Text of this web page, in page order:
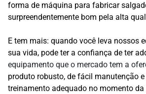
forma de máquina para fabricar
surpreendentemente bom pela alta
E tem mais: quando você leva nossos
sua vida, pode ter a confiança de ter
equipamento que o mercado tem a
produto robusto, de fácil manutenção
treinamento adequado no momento